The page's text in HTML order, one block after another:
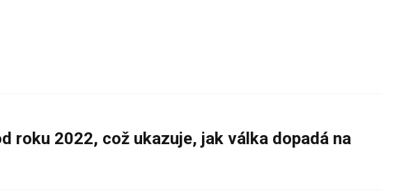
roku 2022, což ukazuje, jak válka dopadá na